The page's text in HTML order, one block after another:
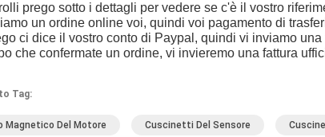
prego sotto i dettagli per vedere se c'è il vostro
un ordine online voi, quindi voi pagamento di
ci dice il vostro conto di Paypal, quindi vi inviamo una
che confermate un ordine, vi invieremo una fattura
Tag:
Magnetico Del Motore Cuscinetti Del Sensore